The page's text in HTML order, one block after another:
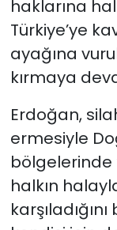
haklarına
Türkiye’ye
ayağına
kırmaya
Erdoğan,
ermesiyle
bölgelerinde
halkın